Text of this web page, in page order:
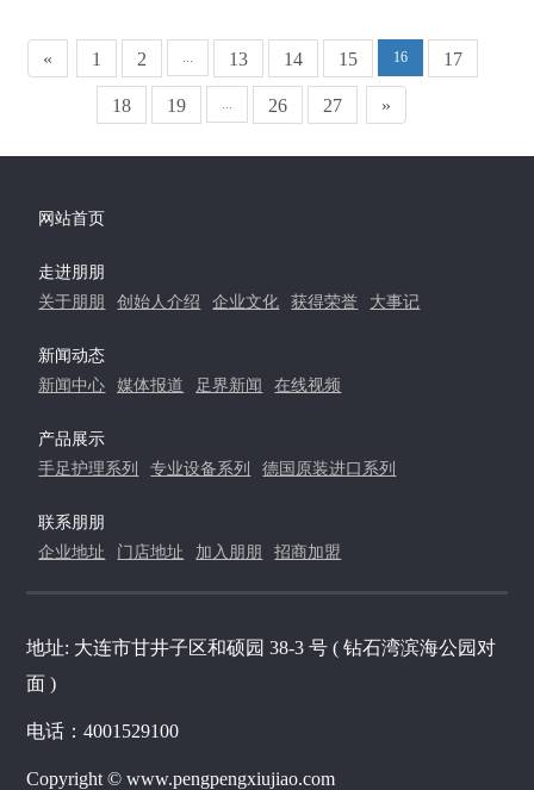
« 1 2 ... 13 14 15 16 17
18 19 ... 26 27 »
网站首页
走进朋朋
关于朋朋
创始人介绍 企业文化 获得荣誉 大事记
新闻动态
新闻中心
媒体报道 足界新闻 在线视频
产品展示
手足护理系列
专业设备系列 德国原装进口系列
联系朋朋
企业地址
门店地址 加入朋朋 招商加盟
地址: 大连市甘井子区和硕园 38-3 号 ( 钻石湾滨海公园对
面 )
电话：4001529100
Copyright © www.pengpengxiujiao.com